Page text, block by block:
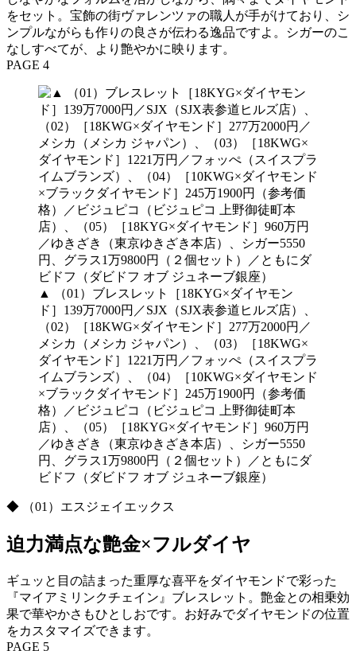
をセット。宝飾の街ヴァレンツァの職人が手がけており、シ
ンプルながらも作りの良さが伝わる逸品ですよ。シガーのこ
なしすべてが、より艶やかに映ります。
PAGE 4
▲ （01）ブレスレット［18KYG×ダイヤモン
ド］139万7000円／SJX（SJX表参道ヒルズ店）、
（02）［18KWG×ダイヤモンド］277万2000円／
メシカ（メシカ ジャパン）、（03）［18KWG×
ダイヤモンド］1221万円／フォッぺ（スイスプラ
イムブランズ）、（04）［10KWG×ダイヤモンド
×ブラックダイヤモンド］245万1900円（参考価
格）／ビジュピコ（ビジュピコ 上野御徒町本
店）、（05）［18KYG×ダイヤモンド］960万円
／ゆきざき（東京ゆきざき本店）、シガー5550
円、グラス1万9800円（２個セット）／ともにダ
ビドフ（ダビドフ オブ ジュネーブ銀座）
◆ （01）エスジェイエックス
迫力満点な艶金×フルダイヤ
ギュッと目の詰まった重厚な喜平をダイヤモンドで彩った
『マイアミリンクチェイン』ブレスレット。艶金との相乗効
果で華やかさもひとしおです。お好みでダイヤモンドの位置
をカスタマイズできます。
PAGE 5